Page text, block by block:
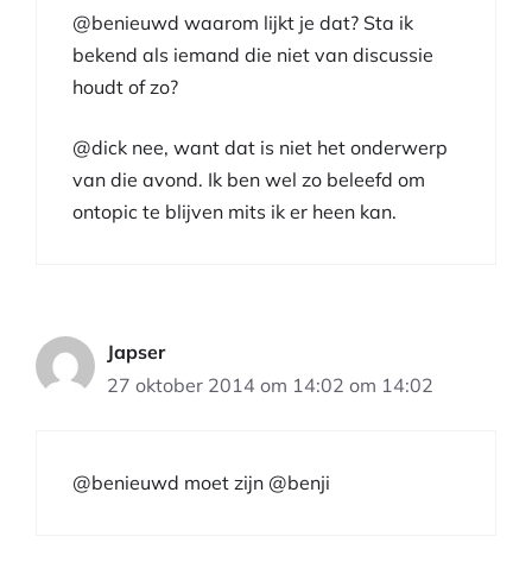
@benieuwd waarom lijkt je dat? Sta ik
bekend als iemand die niet van discussie
houdt of zo?
@dick nee, want dat is niet het onderwerp
van die avond. Ik ben wel zo beleefd om
ontopic te blijven mits ik er heen kan.
Japser
27 oktober 2014 om 14:02 om 14:02
@benieuwd moet zijn @benji